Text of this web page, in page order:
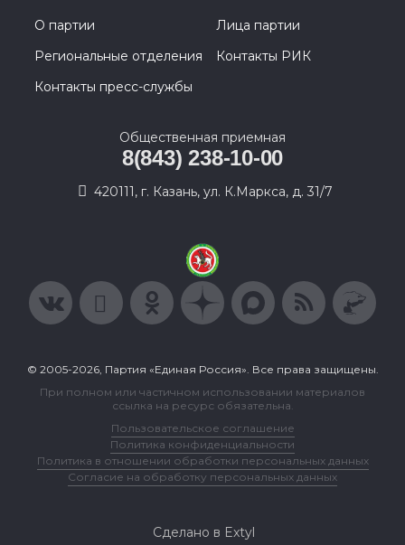
О партии
Лица партии
Региональные отделения
Контакты РИК
Контакты пресс-службы
Общественная приемная
8(843) 238-10-00
420111, г. Казань, ул. К.Маркса, д. 31/7
© 2005-2026, Партия «Единая Россия». Все права защищены.
При полном или частичном использовании материалов
ссылка на ресурс обязательна.
Пользовательское соглашение
Политика конфиденциальности
Политика в отношении обработки персональных данных
Согласие на обработку персональных данных
Сделано в Extyl